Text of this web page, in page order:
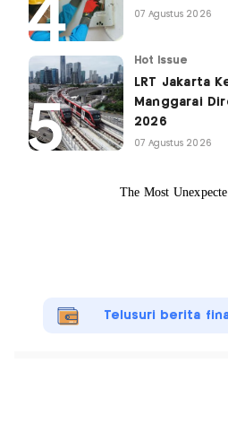
07 Agustus 2026
Hot Issue
LRT Jakarta
Manggarai
2026
07 Agustus 2026
Telusuri berita